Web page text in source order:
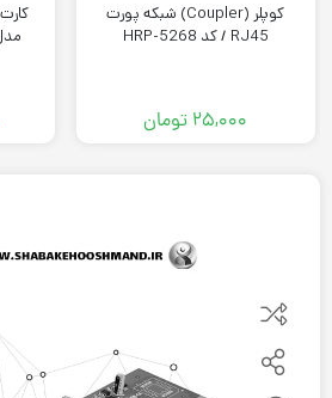
کوپلر (Coupler) شبکه پورت
RJ45 / کد HRP-5268
۲۵,۰۰۰ تومان